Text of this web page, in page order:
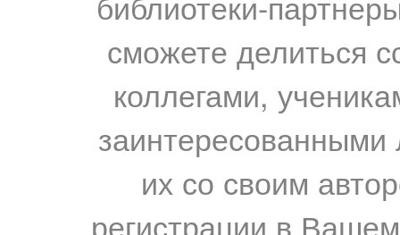
сможете делиться
коллегами,
их со своим
регистрации в